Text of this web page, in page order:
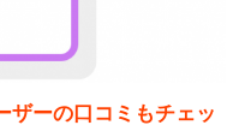
ザーの口コミもチェッ